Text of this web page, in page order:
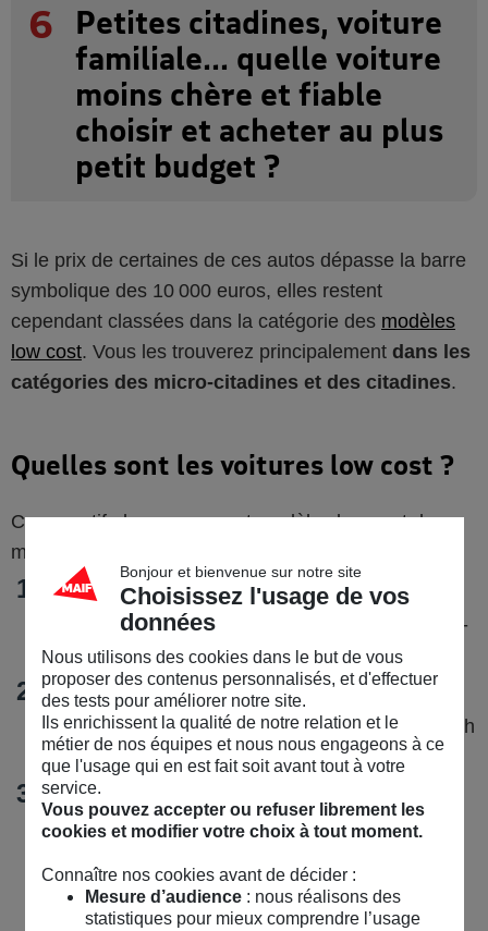
6
Petites citadines, voiture
familiale... quelle voiture
moins chère et fiable
choisir et acheter au plus
petit budget ?
Si le prix de certaines de ces autos dépasse la barre
symbolique des 10 000 euros, elles restent
cependant classées dans la catégorie des modèles
low cost. Vous les trouverez principalement dans les
catégories des micro-citadines et des citadines.
Quelles sont les voitures low cost ?
Comparatif : les marques et modèles low cost du
moment
Dacia Sandero - Catégorie : citadine - Finition la
moins chère : Essence 1.0 SCe 65 ch Essential -
Prix minimum : 12 990 €
Citroën C3 - Catégorie : citadine - Finition la
moins chère : YOU Essence 1.2 PureTech 100 ch
- Prix minimum : 15 750 €
Fiat Panda - Catégorie : citadine - Finition la
moins chère : 1.0 Mild Hybrid 70 ch - Prix
Bonjour et bienvenue sur notre site
Choisissez l'usage de vos
données
Nous utilisons des cookies dans le but de vous
proposer des contenus personnalisés, et d'effectuer
des tests pour améliorer notre site.
Ils enrichissent la qualité de notre relation et le
métier de nos équipes et nous nous engageons à ce
que l'usage qui en est fait soit avant tout à votre
service.
Vous pouvez accepter ou refuser librement les
cookies et modifier votre choix à tout moment.
Connaître nos cookies avant de décider :
Mesure d’audience: nous réalisons des
statistiques pour mieux comprendre l’usage